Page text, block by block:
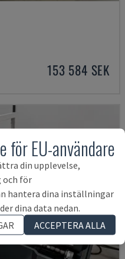
153 584 SEK
för EU-användare
din upplevelse,
och för
hantera dina inställningar
dina data nedan.
ACCEPTERA ALLA